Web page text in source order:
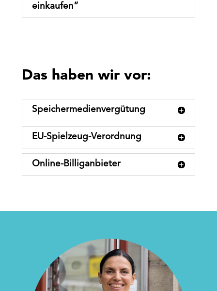
einkaufen“
Das haben wir vor:
Speichermedienvergütung
EU-Spielzeug-Verordnung
Online-Billiganbieter